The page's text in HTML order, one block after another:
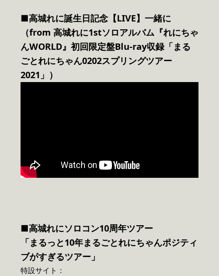
■高城れに誕生日記念【LIVE】一緒に
（from 高城れに1stソロアルバム『れにちゃ
んWORLD』初回限定盤Blu-ray収録「まる
ごとれにちゃん0202スプリングツアー
2021」）
■高城れにソロコン10周年ツアー
「まるっと10年まるごとれにちゃんポジティ
ブがすぎるツアー」
特設サイト：